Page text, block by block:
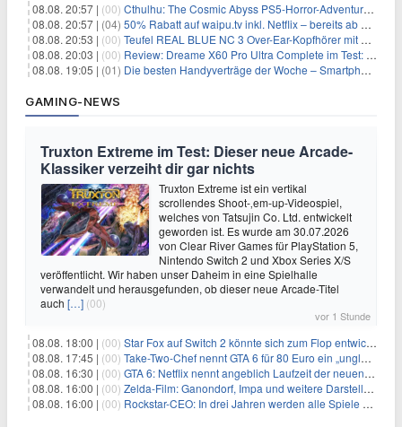
08.08. 20:57 | (00) Cthulhu: The Cosmic Abyss PS5-Horror-Adventure für 27,99€
08.08. 20:57 | (04) 50% Rabatt auf waipu.tv inkl. Netflix – bereits ab 9€/Monat (statt 17,99€)
08.08. 20:53 | (00) Teufel REAL BLUE NC 3 Over-Ear-Kopfhörer mit ANC für 149,99€
08.08. 20:03 | (00) Review: Dreame X60 Pro Ultra Complete im Test: 42.000 Pa, 100 °C Moppwäsche & erstaunlich viel Technik in nur 8,9 cm Höhe
08.08. 19:05 | (01) Die besten Handyverträge der Woche – Smartphone-Tarife & SIM-Only im Überblick
GAMING-NEWS
Truxton Extreme im Test: Dieser neue Arcade-
Klassiker verzeiht dir gar nichts
Truxton Extreme ist ein vertikal
scrollendes Shoot-‚em-up-Videospiel,
welches von Tatsujin Co. Ltd. entwickelt
geworden ist. Es wurde am 30.07.2026
von Clear River Games für PlayStation 5,
Nintendo Switch 2 und Xbox Series X/S
veröffentlicht. Wir haben unser Daheim in eine Spielhalle
verwandelt und herausgefunden, ob dieser neue Arcade-Titel
auch […] (00)
vor 1 Stunde
08.08. 18:00 | (00) Star Fox auf Switch 2 könnte sich zum Flop entwickeln
08.08. 17:45 | (00) Take-Two-Chef nennt GTA 6 für 80 Euro ein „unglaubliches Schnäppchen“
08.08. 16:30 | (00) GTA 6: Netflix nennt angeblich Laufzeit der neuen Gameplay-Präsentation
08.08. 16:00 | (00) Zelda-Film: Ganondorf, Impa und weitere Darsteller sollen feststehen
08.08. 16:00 | (00) Rockstar-CEO: In drei Jahren werden alle Spiele gestreamt